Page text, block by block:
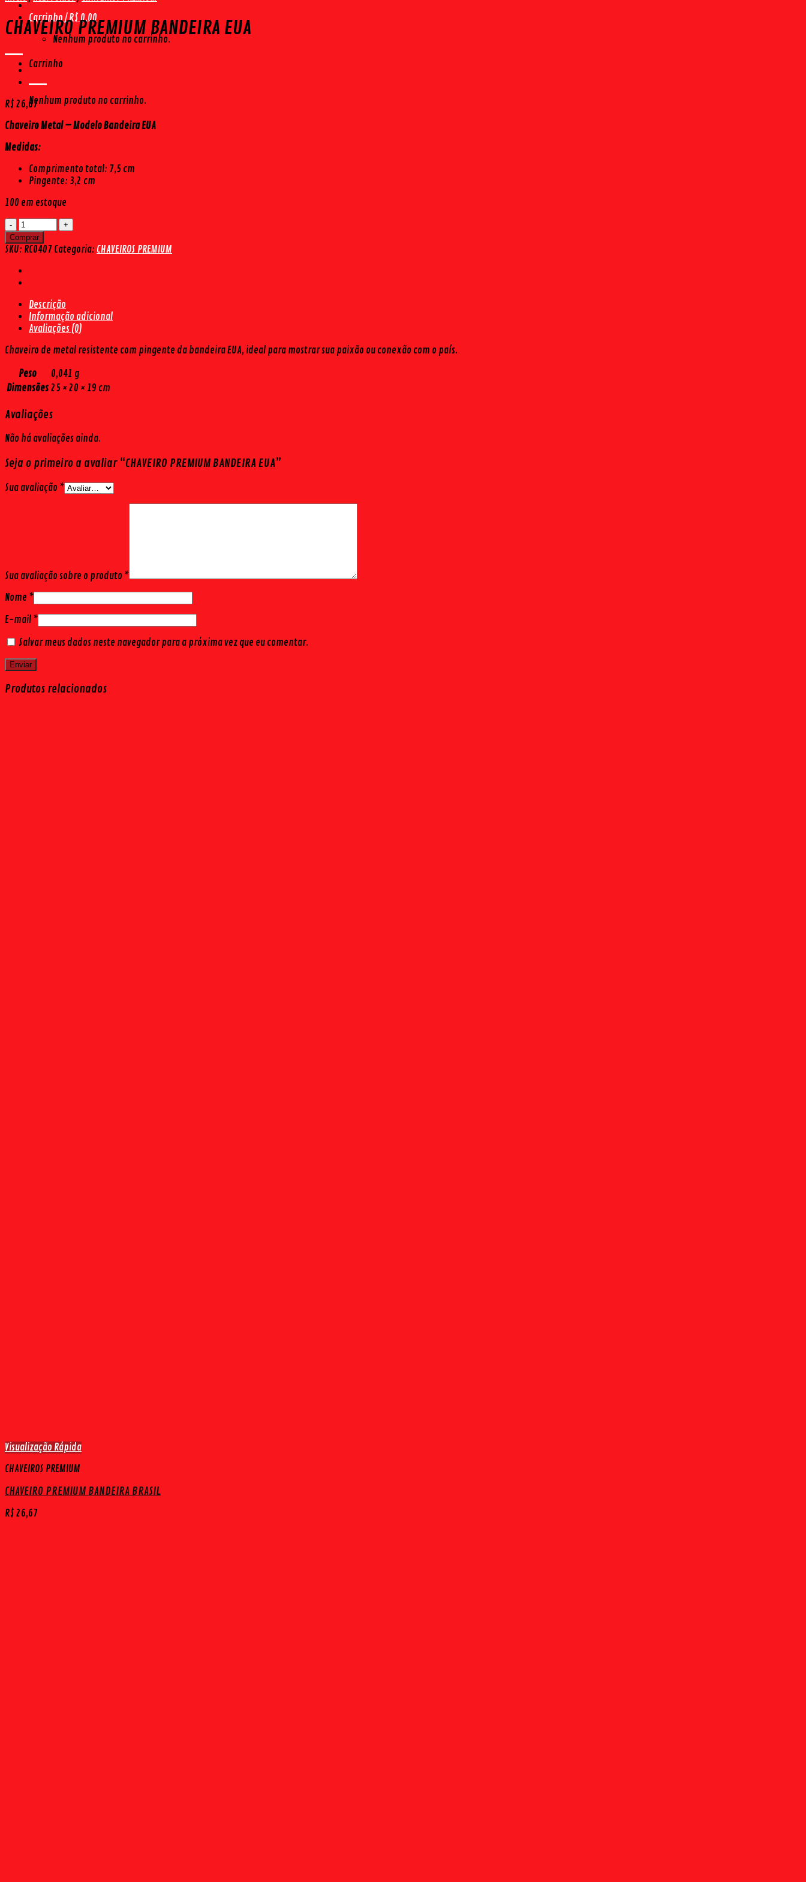
Carrinho /R$0,00
Nenhum produto no carrinho.
Carrinho
Nenhum produto no carrinho.
CHAVEIRO PREMIUM BANDEIRA EUA
R$ 26,67
Chaveiro Metal – Modelo Bandeira EUA
Medidas:
Comprimento total: 7,5 cm
Pingente: 3,2 cm
100 em estoque
CHAVEIRO
PREMIUM
BANDEIRA
quantidade
Comprar
SKU: RC0407 Categoria: CHAVEIROS PREMIUM
Descrição
Informação adicional
Avaliações (0)
Chaveiro de metal resistente com pingente da bandeira EUA, ideal para mostrar sua paixão ou conexão com o país.
Peso
0,041 g
Dimensões 25 × 20 × 19 cm
Avaliações
Não há avaliações ainda.
Seja o primeiro a avaliar “CHAVEIRO PREMIUM BANDEIRA EUA”
Sua avaliação *
Sua avaliação sobre o produto *
Nome *
E-mail *
Salvar meus dados neste navegador para a próxima vez que eu comentar.
Produtos relacionados
Visualização Rápida
CHAVEIROS PREMIUM
CHAVEIRO PREMIUM BANDEIRA BRASIL
R$ 26,67